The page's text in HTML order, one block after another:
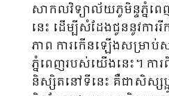
សាកលវិទ្យាល័យភូមិន្ទភ្នំ
នេះ ដើម្បីសំដែងជូននូវការ
ភាព ការកើនឡើងសម្រាប់
ភ្នំពេញរបស់យើងនេះ។ ការ
និស្សិតនៅទីនេះ គឺជាសិស្សប្អូ